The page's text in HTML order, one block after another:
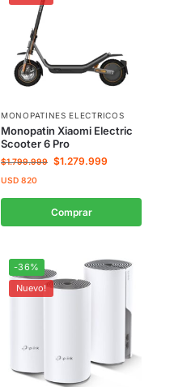
MONOPATINES ELECTRICOS
Monopatin Xiaomi Electric
Scooter 6 Pro
$1.799.999 $1.279.999
USD 820
Comprar
-36%
Nuevo!